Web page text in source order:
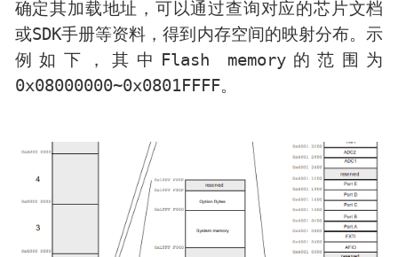
确定其加载地址，可以通过查询对应的芯片文档
或SDK手册等资料，得到内存空间的映射分布。示
例如下，其中 Flash memory的范围为
0x08000000~0x0801FFFF。